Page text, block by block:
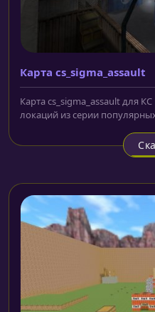
Карта cs_sigma_assault
Карта cs_sigma_assault для
локаций из серии